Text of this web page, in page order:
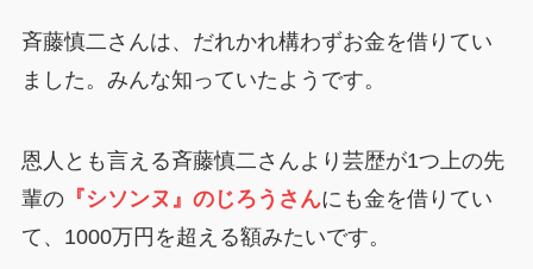
斉藤慎二さんは、だれかれ構わずお金を借りてい
ました。みんな知っていたようです。
恩人とも言える斉藤慎二さんより芸歴が1つ上の先
輩の『シソンヌ』のじろうさんにも金を借りてい
て、1000万円を超える額みたいです。